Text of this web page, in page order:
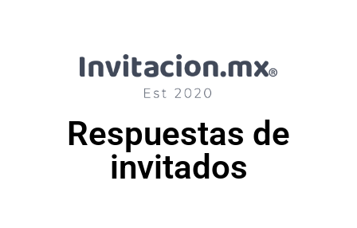
Respuestas de
invitados